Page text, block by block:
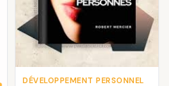
DÉVELOPPEMENT PERSONNEL